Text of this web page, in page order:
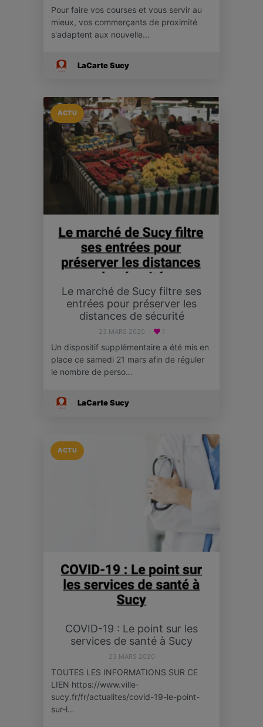
Pour faire vos courses et vous servir au
mieux, vos commerçants de proximité
s'adaptent aux nouvelle…
LaCarte Sucy
ACTU
Le marché de Sucy filtre ses
entrées pour préserver les
distances de sécurité
23 MARS 2020 1
Un dispositif supplémentaire a été mis en
place ce samedi 21 mars afin de réguler
le nombre de perso…
LaCarte Sucy
ACTU
COVID-19 : Le point sur les
services de santé à Sucy
23 MARS 2020
TOUTES LES INFORMATIONS SUR CE
LIEN https://www.ville-
sucy.fr/fr/actualites/covid-19-le-point-
sur-l…